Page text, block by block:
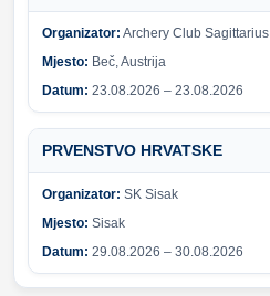
Organizator: Archery Club Sagittarius
Mjesto: Beč, Austrija
Datum: 23.08.2026 – 23.08.2026
PRVENSTVO HRVATSKE
Organizator: SK Sisak
Mjesto: Sisak
Datum: 29.08.2026 – 30.08.2026